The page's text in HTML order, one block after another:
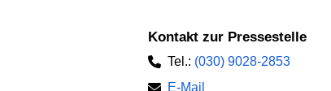
Kontakt zur Pressestelle
Tel.: (030) 9028-2853
E-Mail